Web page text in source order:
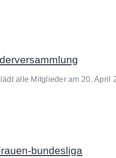
alle Mitglieder am 20.
bundesliga